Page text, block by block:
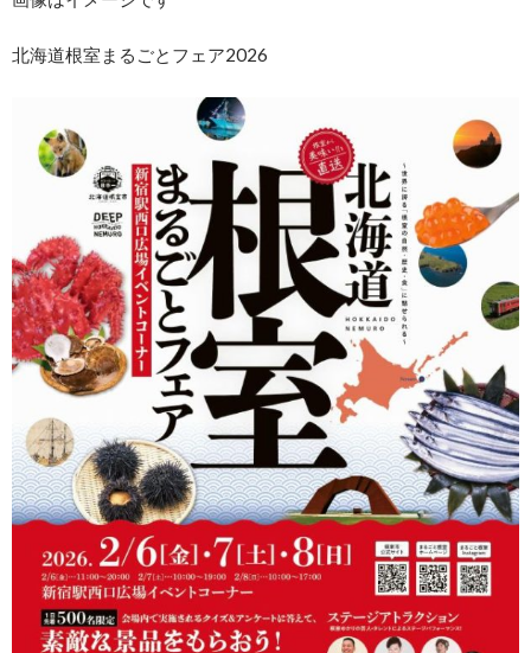
北海道根室まるごとフェア2026